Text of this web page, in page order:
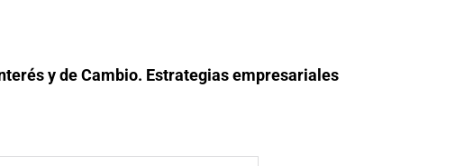
y de Cambio. Estrategias empresariales